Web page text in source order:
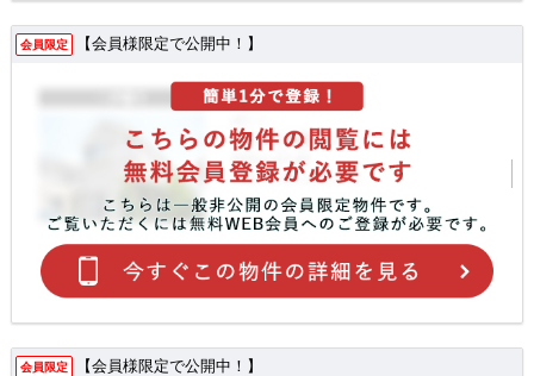
会員限定 【会員様限定で公開中！】
会員限定 【会員様限定で公開中！】